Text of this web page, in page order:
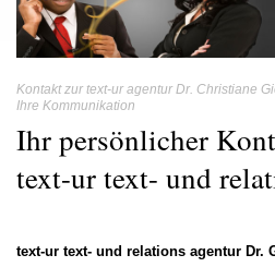
Unternehmen
Referenzen
Kontakt
Newsroom
Kontakt zur text-ur agentur Dr. Christiane
Ihre Kommunikation
Ihr persönlicher
text-ur text- und
text-ur text- und relations agentur Dr.